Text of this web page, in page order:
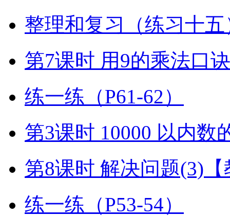
整理和复习（练习十五
第7课时 用9的乘法口
练一练（P61-62）
第3课时 10000 以内数
第8课时 解决问题(3)
练一练（P53-54）